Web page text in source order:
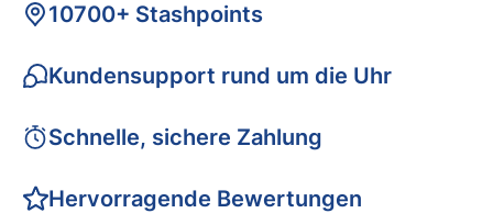
10700+ Stashpoints
Kundensupport rund um die Uhr
Schnelle, sichere Zahlung
Hervorragende Bewertungen